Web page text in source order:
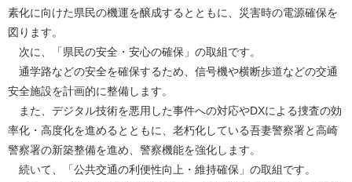
素化に向けた県民の機運を醸成するとともに、災害時の電源確保を
図ります。
次に、「県民の安全・安心の確保」の取組です。
通学路などの安全を確保するため、信号機や横断歩道などの交通
安全施設を計画的に整備します。
また、デジタル技術を悪用した事件への対応やDXによる捜査の効
率化・高度化を進めるとともに、老朽化している吾妻警察署と高崎
警察署の新築整備を進め、警察機能を強化します。
続いて、「公共交通の利便性向上・維持確保」の取組です。